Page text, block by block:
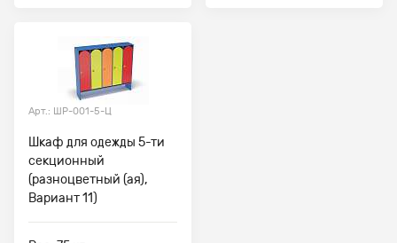
Арт.: ШР-001-5-Ц
Шкаф для одежды 5-ти
секционный
(разноцветный (ая),
Вариант 11)